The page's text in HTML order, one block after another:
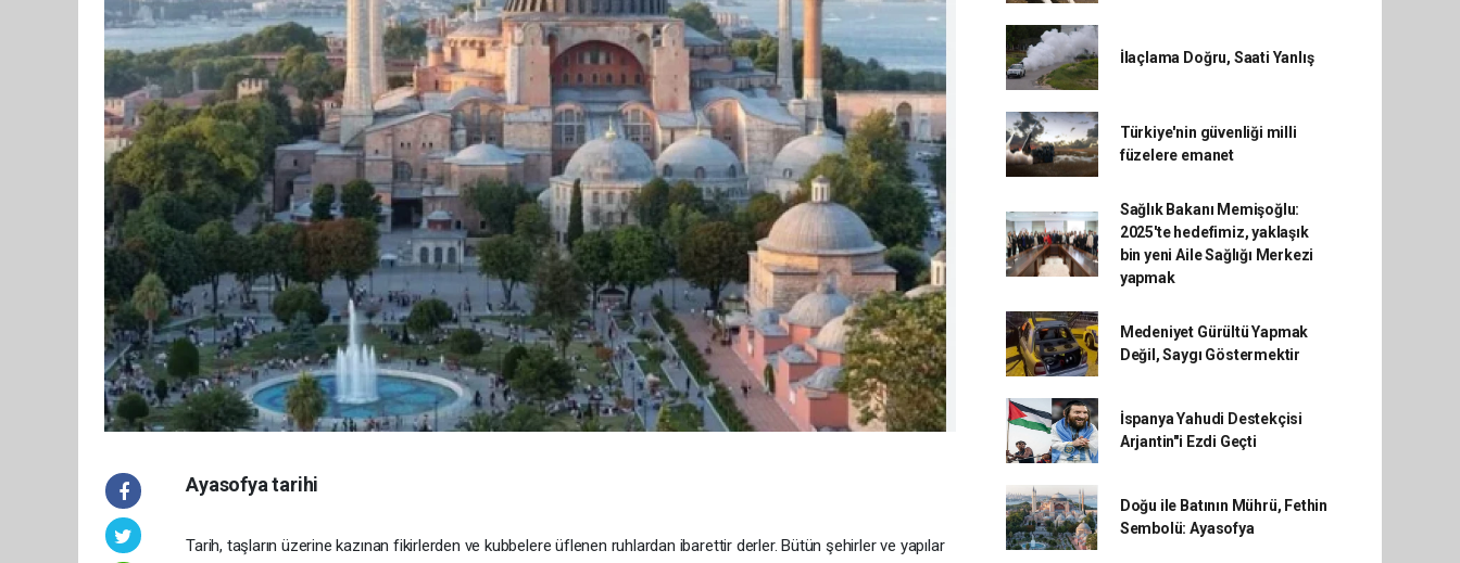
Ayasofya tarihi
Tarih, taşların üzerine kazınan fikirlerden ve kubbelere üflenen ruhlardan ibarettir derler. Bütün şehirler ve yapılar
İlaçlama Doğru, Saati Yanlış
Türkiye'nin güvenliği milli
füzelere emanet
Sağlık Bakanı Memişoğlu:
2025'te hedefimiz, yaklaşık
bin yeni Aile Sağlığı Merkezi
yapmak
Medeniyet Gürültü Yapmak
Değil, Saygı Göstermektir
İspanya Yahudi Destekçisi
Arjantin"i Ezdi Geçti
Doğu ile Batının Mührü, Fethin
Sembolü: Ayasofya